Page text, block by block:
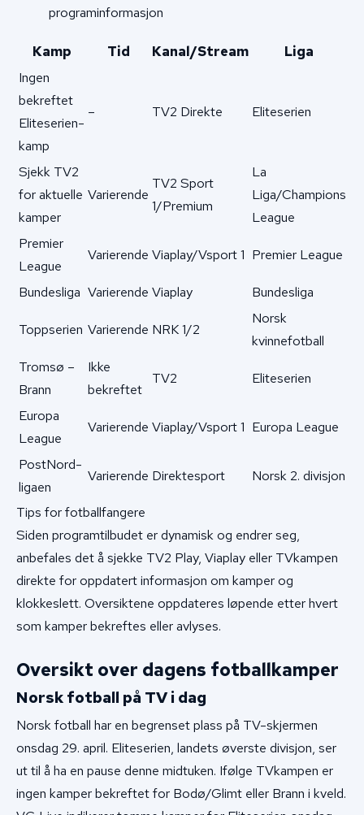
programinformasjon
Kamp Tid Kanal/Stream
Liga
Ingen
bekreftet
Eliteserien-
kamp
– TV2 Direkte Eliteserien
Sjekk TV2
for aktuelle
kamper
Varierende
TV2 Sport
1/Premium
La
Liga/Champions
League
Premier
League
Varierende Viaplay/Vsport 1 Premier League
Bundesliga Varierende Viaplay Bundesliga
Toppserien Varierende NRK 1/2
Norsk
kvinnefotball
Tromsø –
Brann
Ikke
bekreftet
TV2 Eliteserien
Europa
League
Varierende Viaplay/Vsport 1 Europa League
PostNord-
ligaen
Varierende Direktesport Norsk 2. divisjon
Tips for fotballfangere
Siden programtilbudet er dynamisk og endrer seg,
anbefales det å sjekke TV2 Play, Viaplay eller TVkampen
direkte for oppdatert informasjon om kamper og
klokkeslett. Oversiktene oppdateres løpende etter hvert
som kamper bekreftes eller avlyses.
Oversikt over dagens fotballkamper
Norsk fotball på TV i dag
Norsk fotball har en begrenset plass på TV-skjermen
onsdag 29. april. Eliteserien, landets øverste divisjon, ser
ut til å ha en pause denne midtuken. Ifølge TVkampen er
ingen kamper bekreftet for Bodø/Glimt eller Brann i kveld.